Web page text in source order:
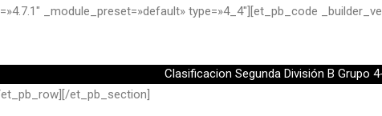
_module_preset=»default» type=»4_4″][et_pb_code
Clasificacion Segunda División B Grupo
et_pb_section]